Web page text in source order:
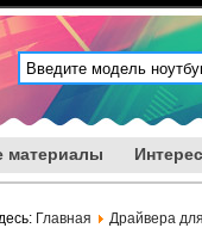
материалы
Главная Драйвера